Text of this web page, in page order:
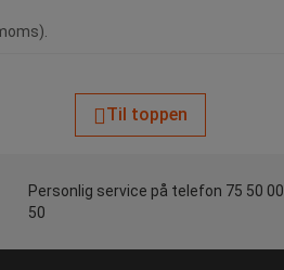
Til toppen
Personlig service på telefon 75 50 00
50